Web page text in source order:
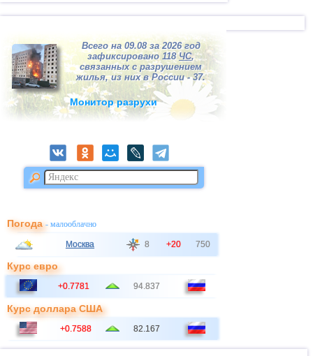
Всего на 09.08 за 2026 год
зафиксировано 118ЧС,
связанных с разрушением
жилья, из них в России - 37.
Монитор разрухи
Погода- малооблачно
Москва 8 +20 750
Курс евро
+0.7781 94.837
Курс доллара США
+0.7588 82.167